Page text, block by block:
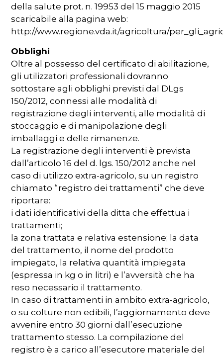
della salute prot. n. 19953 del 15 maggio 2015
scaricabile alla pagina web:
http://www.regione.vda.it/agricoltura/
Obblighi
Oltre al possesso del certificato di abilitazione,
gli utilizzatori professionali dovranno
sottostare agli obblighi previsti dal DLgs
150/2012, connessi alle modalità di
registrazione degli interventi, alle modalità di
stoccaggio e di manipolazione degli
imballaggi e delle rimanenze.
La registrazione degli interventi è prevista
dall’articolo 16 del d. lgs. 150/2012 anche nel
caso di utilizzo extra-agricolo, su un registro
chiamato “registro dei trattamenti” che deve
riportare:
i dati identificativi della ditta che effettua i
trattamenti;
la zona trattata e relativa estensione; la data
del trattamento, il nome del prodotto
impiegato, la relativa quantità impiegata
(espressa in kg o in litri) e l’avversità che ha
reso necessario il trattamento.
In caso di trattamenti in ambito extra-agricolo,
o su colture non edibili, l’aggiornamento deve
avvenire entro 30 giorni dall’esecuzione
trattamento stesso. La compilazione del
registro è a carico all’esecutore materiale del